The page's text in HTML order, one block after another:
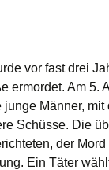
vor fast drei
ermordet. Am 5.
junge Männer,
Schüsse. Die
der
Ein Täter